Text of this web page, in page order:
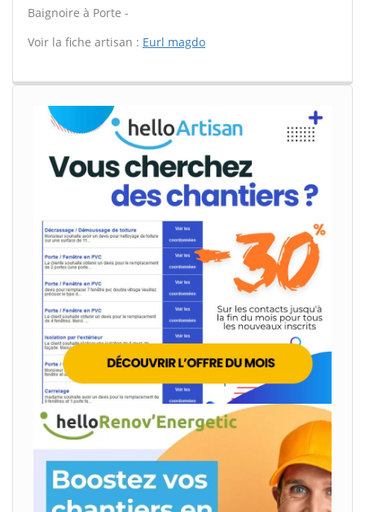
Baignoire à Porte -
Voir la fiche artisan : Eurl magdo